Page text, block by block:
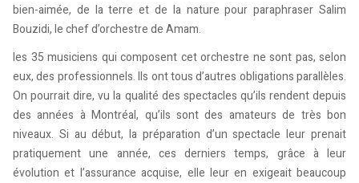
bien-aimée, de la terre et de la nature pour paraphraser Salim
Bouzidi, le chef d’orchestre de Amam.
les 35 musiciens qui composent cet orchestre ne sont pas, selon
eux, des professionnels. Ils ont tous d’autres obligations parallèles.
On pourrait dire, vu la qualité des spectacles qu’ils rendent depuis
des années à Montréal, qu’ils sont des amateurs de très bon
niveaux. Si au début, la préparation d’un spectacle leur prenait
pratiquement une année, ces derniers temps, grâce à leur
évolution et l’assurance acquise, elle leur en exigeait beaucoup